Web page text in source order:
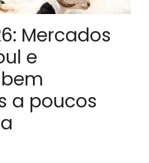
Mercados
e
a poucos